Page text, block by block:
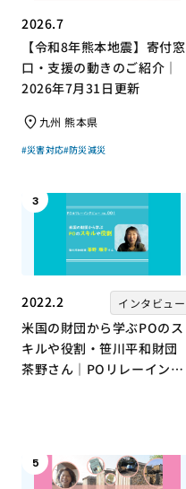
2026.7
【令和8年熊本地震】寄付窓
口・支援の動きのご紹介｜
2026年7月31日更新
九州 熊本県
#災害対応#防災減災
3
2022.2 インタビュー
米国の財団から学ぶPOのス
キルや役割・笹川平和財団
茶野さん｜POリレーインタ
5